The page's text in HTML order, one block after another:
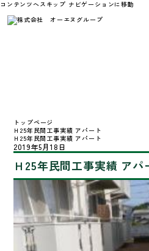
コンテンツへスキップ ナビゲーションに移動
トップページ
Ｈ25年民間工事実績 アパート
Ｈ25年民間工事実績 アパート
2019年5月18日
Ｈ25年民間工事実績 アパ